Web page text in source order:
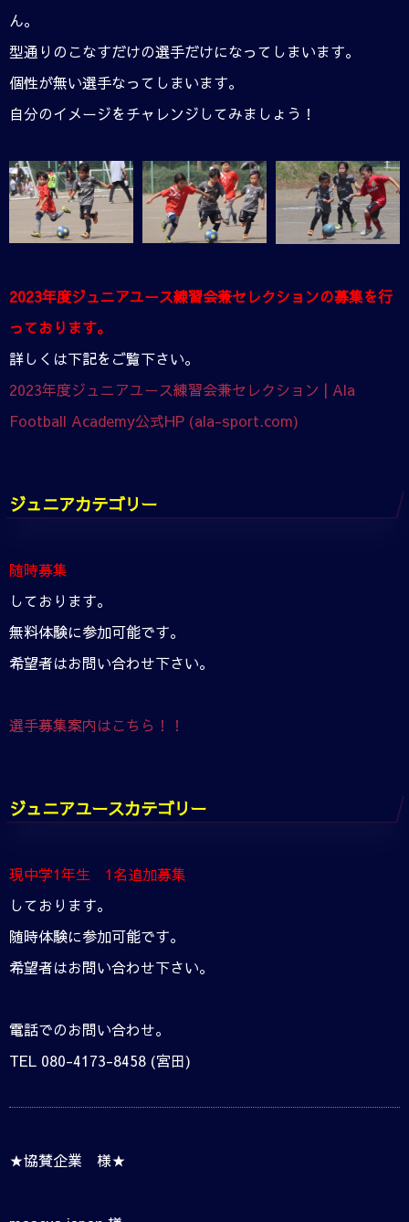
ん。
型通りのこなすだけの選手だけになってしまいます。
個性が無い選手なってしまいます。
自分のイメージをチャレンジしてみましょう！
2023年度ジュニアユース練習会兼セレクションの募集を行
っております。
詳しくは下記をご覧下さい。
2023年度ジュニアユース練習会兼セレクション | Ala
Football Academy公式HP (ala-sport.com)
ジュニアカテゴリー
随時募集
しております。
無料体験に参加可能です。
希望者はお問い合わせ下さい。
選手募集案内はこちら！！
ジュニアユースカテゴリー
現中学1年生 1名追加募集
しております。
随時体験に参加可能です。
希望者はお問い合わせ下さい。
電話でのお問い合わせ。
TEL 080-4173-8458 (宮田)
★協賛企業 様★